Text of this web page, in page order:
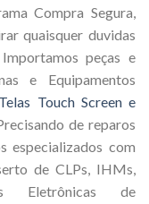
Compra Segura,
quaisquer duvidas
peças e
e Equipamentos
Touch Screen e
de reparos
especializados com
de CLPs, IHMs,
Eletrônicas de